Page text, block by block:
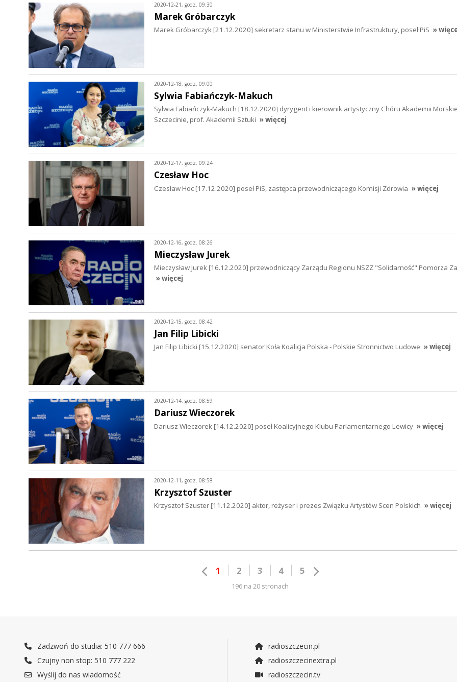
2020-12-21, godz. 09:30
Marek Gróbarczyk
Marek Gróbarczyk [21.12.2020] sekretarz stanu w Ministerstwie Infrastruktury, poseł PiS »
2020-12-18, godz. 09:00
Sylwia Fabiańczyk-Makuch
Sylwia Fabiańczyk-Makuch [18.12.2020] dyrygent i kierownik artystyczny Chóru Akademii
Szczecinie, prof. Akademii Sztuki » więcej
2020-12-17, godz. 09:24
Czesław Hoc
Czesław Hoc [17.12.2020] poseł PiS, zastępca przewodniczącego Komisji Zdrowia » więcej
2020-12-16, godz. 08:26
Mieczysław Jurek
Mieczysław Jurek [16.12.2020] przewodniczący Zarządu Regionu NSZZ "Solidarność" Pomorza
» więcej
2020-12-15, godz. 08:42
Jan Filip Libicki
Jan Filip Libicki [15.12.2020] senator Koła Koalicja Polska - Polskie Stronnictwo Ludowe » więcej
2020-12-14, godz. 08:59
Dariusz Wieczorek
Dariusz Wieczorek [14.12.2020] poseł Koalicyjnego Klubu Parlamentarnego Lewicy » więcej
2020-12-11, godz. 08:58
Krzysztof Szuster
Krzysztof Szuster [11.12.2020] aktor, reżyser i prezes Związku Artystów Scen Polskich » więcej
1 2 3 4 5
196 na 20 stronach
Zadzwoń do studia: 510 777 666
Czujny non stop: 510 777 222
Wyślij do nas wiadomość
radioszczecin.pl
radioszczecinextra.pl
radioszczecin.tv